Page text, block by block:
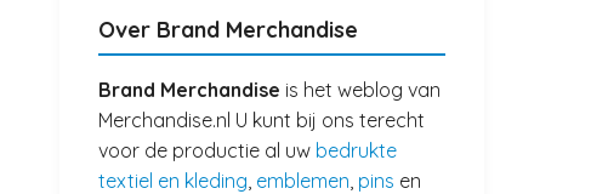
Over Brand Merchandise
Brand Merchandise is het weblog van
Merchandise.nl U kunt bij ons terecht
voor de productie al uw bedrukte
textiel en kleding, emblemen, pins en